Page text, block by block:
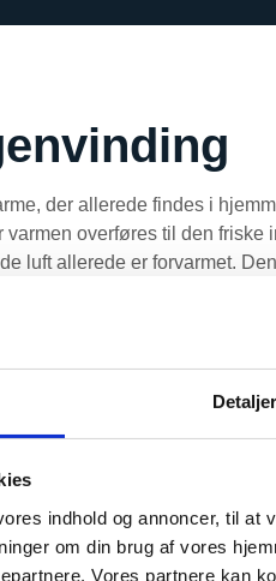
Detaljer
indhold og annoncer, til at
om din brug af vores
Vores partnere kan
der allerede findes i
overføres til den
luft allerede er forvarmet.
energiforbruget holdes nede.
varmegenvinding anvender
kan opnå en
derimod,
brugsvand og opnå